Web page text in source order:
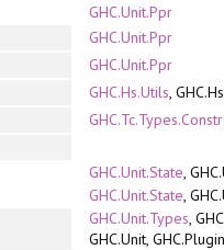
GHC.Unit.Ppr
GHC.Unit.Ppr
GHC.Unit.Ppr
GHC.Hs.Utils,
GHC.Unit.State,
GHC.Unit.State,
GHC.Unit.Types,
GHC.Unit,